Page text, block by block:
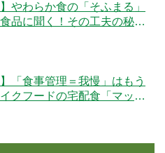
やわらか食の「そふまる」
品に聞く！その工夫の秘密
「食事管理＝我慢」はもう
クフードの宅配食「マッス